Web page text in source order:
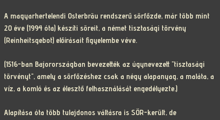
A magyarhertelendi Osterbräu rendszerű sörfőzde, már több mint
20 éve (1994 óta) készíti söreit, a német tisztasági törvény
(Reinheitsgebot) előírásait figyelembe véve.
(1516-ban Bajorországban bevezették az úgynevezett "tisztasági
törvényt", amely a sörfőzéshez csak a négy alapanyag, a maláta, a
víz, a komló és az élesztő felhasználását engedélyezte.)
Alapítása óta több tulajdonos váltásra is SÖR-került, de